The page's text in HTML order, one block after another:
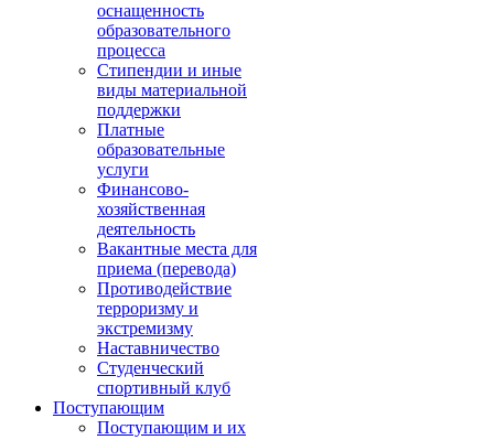
оснащенность
образовательного
процесса
Стипендии и иные
виды материальной
поддержки
Платные
образовательные
услуги
Финансово-
хозяйственная
деятельность
Вакантные места для
приема (перевода)
Противодействие
терроризму и
экстремизму
Наставничество
Студенческий
спортивный клуб
Поступающим
Поступающим и их